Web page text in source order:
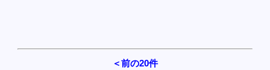
＜前の20件